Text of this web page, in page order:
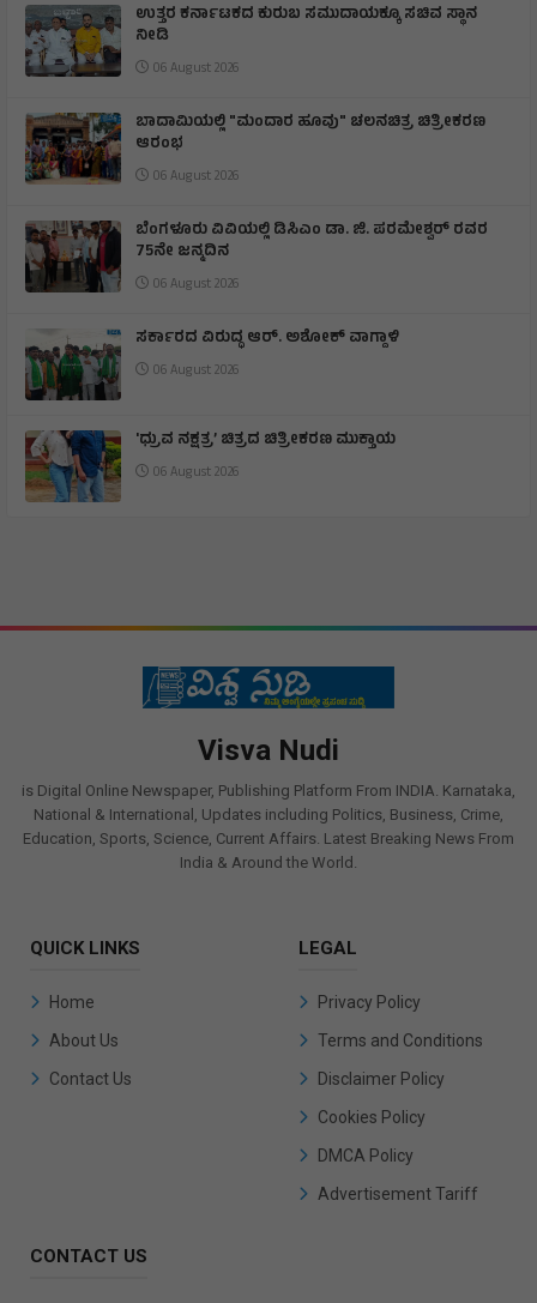
ಉತ್ತರ ಕರ್ನಾಟಕದ ಕುರುಬ ಸಮುದಾಯಕ್ಕೂ ಸಚಿವ ಸ್ಥಾನ
ನೀಡಿ
06 August 2026
ಬಾದಾಮಿಯಲ್ಲಿ "ಮಂದಾರ ಹೂವು" ಚಲನಚಿತ್ರ ಚಿತ್ರೀಕರಣ
ಆರಂಭ
06 August 2026
ಬೆಂಗಳೂರು ವಿವಿಯಲ್ಲಿ ಡಿಸಿಎಂ ಡಾ. ಜಿ. ಪರಮೇಶ್ವರ್ ರವರ
75ನೇ ಜನ್ಮದಿನ
06 August 2026
ಸರ್ಕಾರದ ವಿರುದ್ಧ ಆರ್. ಅಶೋಕ್ ವಾಗ್ದಾಳಿ
06 August 2026
'ಧ್ರುವ ನಕ್ಷತ್ರ’ ಚಿತ್ರದ ಚಿತ್ರೀಕರಣ ಮುಕ್ತಾಯ
06 August 2026
Visva Nudi
is Digital Online Newspaper, Publishing Platform From INDIA. Karnataka,
National & International, Updates including Politics, Business, Crime,
Education, Sports, Science, Current Affairs. Latest Breaking News From
India & Around the World.
QUICK LINKS
Home
About Us
Contact Us
LEGAL
Privacy Policy
Terms and Conditions
Disclaimer Policy
Cookies Policy
DMCA Policy
Advertisement Tariff
CONTACT US